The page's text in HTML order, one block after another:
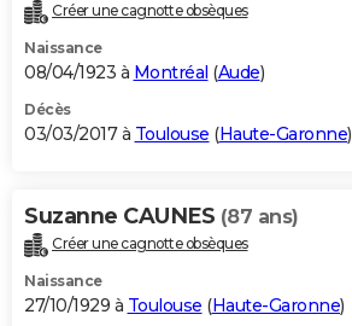
Créer une cagnotte obsèques
Naissance
08/04/1923 à Montréal (Aude)
Décès
03/03/2017 à Toulouse (Haute-Garonne)
Suzanne CAUNES (87 ans)
Créer une cagnotte obsèques
Naissance
27/10/1929 à Toulouse (Haute-Garonne)